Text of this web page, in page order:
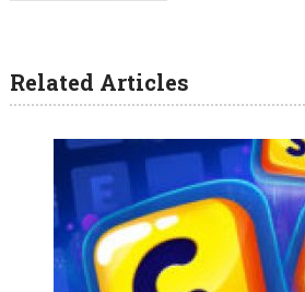
Related Articles